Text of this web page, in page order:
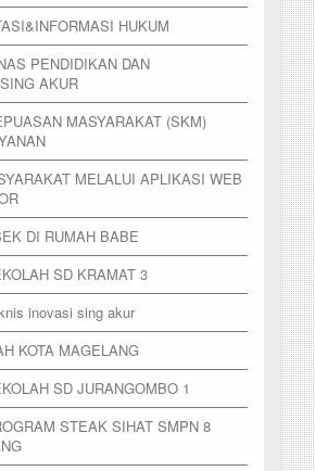
HUKUM
PENDIDIKAN DAN
AKUR
MASYARAKAT (SKM)
MELALUI APLIKASI WEB
DI RUMAH BABE
SD KRAMAT 3
inovasi sing akur
KOTA MAGELANG
SD JURANGOMBO 1
STEAK SIHAT SMPN 8